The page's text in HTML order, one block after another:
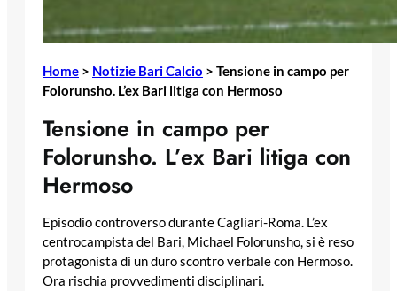
Home > Notizie Bari Calcio > Tensione in campo per
Folorunsho. L’ex Bari litiga con Hermoso
Tensione in campo per
Folorunsho. L’ex Bari litiga con
Hermoso
Episodio controverso durante Cagliari-Roma. L’ex
centrocampista del Bari, Michael Folorunsho, si è reso
protagonista di un duro scontro verbale con Hermoso.
Ora rischia provvedimenti disciplinari.